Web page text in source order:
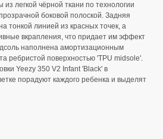
легкой чёрной ткани по технологии
боковой полоской. Задняя
тонкой линией из красных точек, а
вкрапления, что придает им эффект
наполнена амортизационным
ребристой поверхностью 'TPU midsole'.
Yeezy 350 V2 Infant 'Black' в
порадуют каждого ребенка и выделят